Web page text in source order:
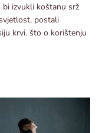
bi izvukli koštanu srž
postali
krvi. što o korištenju